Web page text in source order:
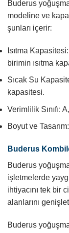
Buderus
modeline ve
şunları içerir:
Isıtma
birimin ısıtma
Sıcak Su
kapasitesi.
Verimlilik Sınıfı:
Boyut ve
Buderus
Buderus
işletmelerde
ihtiyacını tek bir
alanlarını
Buderus